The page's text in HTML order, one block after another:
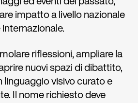
impatto a livello nazionale
internazionale.
riflessioni, ampliare la
nuovi spazi di dibattito,
linguaggio visivo curato e
Il nome richiesto deve